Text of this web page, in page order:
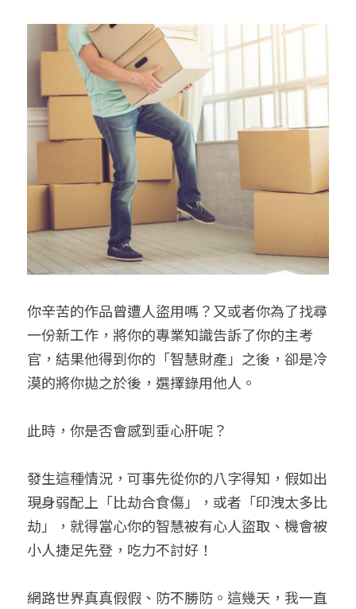
你辛苦的作品曾遭人盜用嗎？又或者你為了找尋
一份新工作，將你的專業知識告訴了你的主考
官，結果他得到你的「智慧財產」之後，卻是冷
漠的將你拋之於後，選擇錄用他人。
此時，你是否會感到垂心肝呢？
發生這種情況，可事先從你的八字得知，假如出
現身弱配上「比劫合食傷」，或者「印洩太多比
劫」，就得當心你的智慧被有心人盜取、機會被
小人捷足先登，吃力不討好！
網路世界真真假假、防不勝防。這幾天，我一直